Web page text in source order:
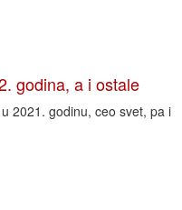
godina, a i ostale
2021. godinu, ceo svet, pa i